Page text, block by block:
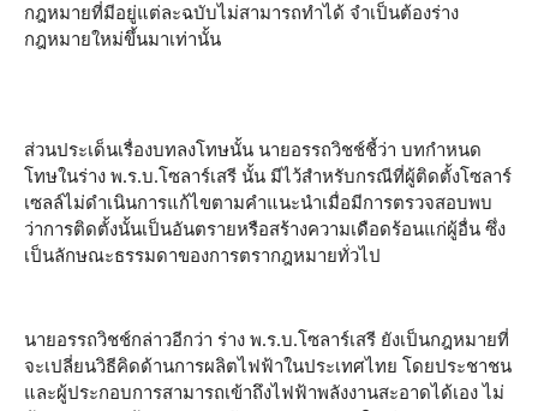
กฎหมายที่มีอยู่แต่ละฉบับไม่สามารถทำได้ จำเป็นต้องร่าง
กฎหมายใหม่ขึ้นมาเท่านั้น
ส่วนประเด็นเรื่องบทลงโทษนั้น นายอรรถวิชช์ชี้ว่า บทกำหนด
โทษในร่าง พ.ร.บ.โซลาร์เสรี นั้น มีไว้สำหรับกรณีที่ผู้ติดตั้งโซลาร์
เซลล์ไม่ดำเนินการแก้ไขตามคำแนะนำเมื่อมีการตรวจสอบพบ
ว่าการติดตั้งนั้นเป็นอันตรายหรือสร้างความเดือดร้อนแก่ผู้อื่น ซึ่ง
เป็นลักษณะธรรมดาของการตรากฎหมายทั่วไป
นายอรรถวิชช์กล่าวอีกว่า ร่าง พ.ร.บ.โซลาร์เสรี ยังเป็นกฎหมายที่
จะเปลี่ยนวิธีคิดด้านการผลิตไฟฟ้าในประเทศไทย โดยประชาชน
และผู้ประกอบการสามารถเข้าถึงไฟฟ้าพลังงานสะอาดได้เอง ไม่